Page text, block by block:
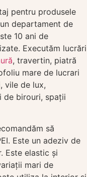
pentru produsele
departament de
10 ani de
Executăm lucrări
, travertin, piatră
mare de lucrari
vile de lux,
de birouri, spații
să
Este un adeziv de
Este elastic și
mari de